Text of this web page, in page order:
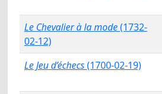
Le Chevalier à la mode(1732-
02-12)
Le Jeu d’échecs(1700-02-19)